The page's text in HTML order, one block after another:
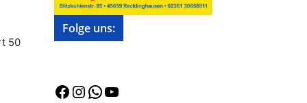
50
Folge uns:
Facebook
Instagram
WhatsApp
YouTube